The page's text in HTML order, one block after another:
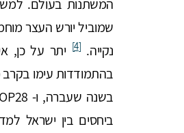
נקייה. [4]
יתר על כן,
ביחסים בין ישראל